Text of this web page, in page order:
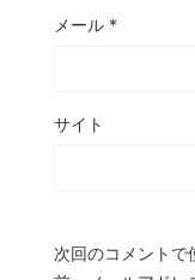
メール *
サイト
次回のコメントで